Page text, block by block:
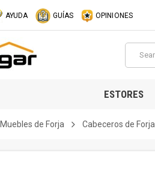
AYUDA GUÍAS OPINIONES
ESTORES
Muebles de Forja Cabeceros de Forja